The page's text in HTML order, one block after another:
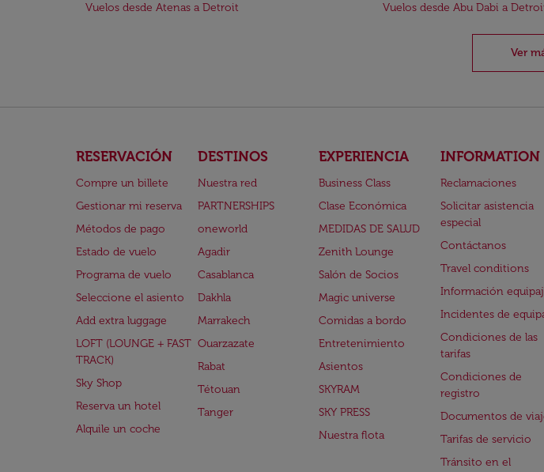
Vuelos desde Atenas a Detroit
Vuelos desde Abu Dabi a
Ver
RESERVACIÓN
Compre un billete
Gestionar mi reserva
Métodos de pago
Estado de vuelo
Programa de vuelo
Seleccione el asiento
Add extra luggage
LOFT (LOUNGE + FAST
TRACK)
Sky Shop
Reserva un hotel
Alquile un coche
DESTINOS
Nuestra red
PARTNERSHIPS
oneworld
Agadir
Casablanca
Dakhla
Marrakech
Ouarzazate
Rabat
Tétouan
Tanger
EXPERIENCIA
Business Class
Clase Económica
MEDIDAS DE SALUD
Zenith Lounge
Salón de Socios
Magic universe
Comidas a bordo
Entretenimiento
Asientos
SKYRAM
SKY PRESS
Nuestra flota
INFORMATION
Reclamaciones
Solicitar asistencia
especial
Contáctanos
Travel conditions
Información
Incidentes de
Condiciones de las
tarifas
Condiciones de
registro
Documentos de
Tarifas de servicio
Tránsito en el